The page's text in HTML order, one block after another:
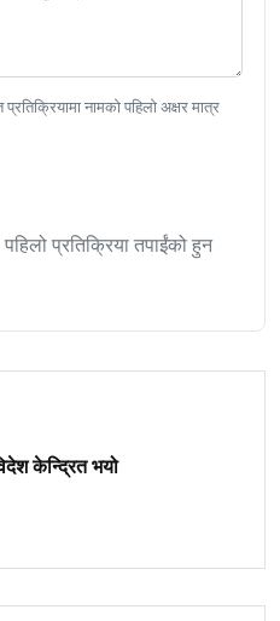
नामको पहिलो अक्षर मात्र
प्रतिक्रिया तपाईंको हुन
केन्द्रित भयो